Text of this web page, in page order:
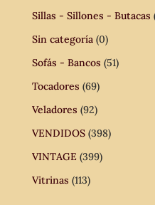
Sillas - Sillones - Butacas
Sin categoría (0)
Sofás - Bancos (51)
Tocadores (69)
Veladores (92)
VENDIDOS (398)
VINTAGE (399)
Vitrinas (113)